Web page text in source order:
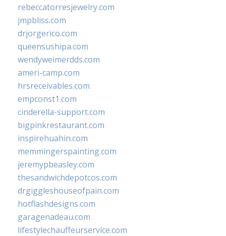
rebeccatorresjewelry.com
jmpbliss.com
drjorgerico.com
queensushipa.com
wendyweimerdds.com
ameri-camp.com
hrsreceivables.com
empconst1.com
cinderella-support.com
bigpinkrestaurant.com
inspirehuahin.com
memmingerspainting.com
jeremypbeasley.com
thesandwichdepotcos.com
drgiggleshouseofpain.com
hotflashdesigns.com
garagenadeau.com
lifestylechauffeurservice.com